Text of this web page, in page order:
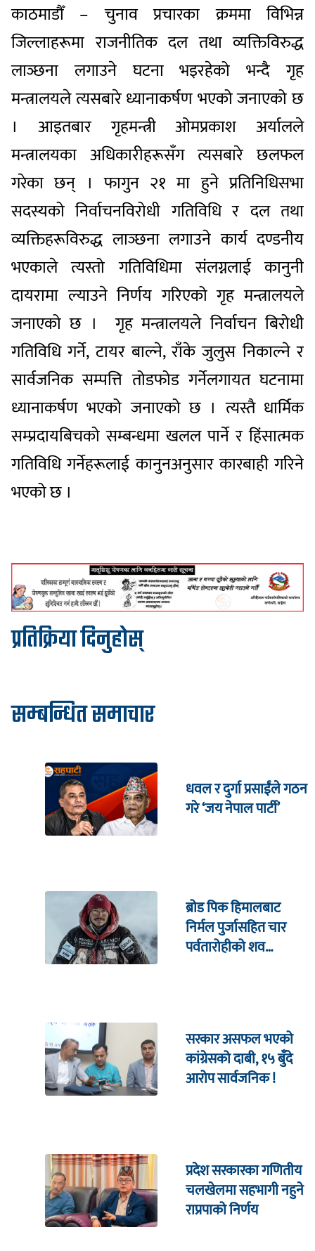
काठमाडौँ – चुनाव प्रचारका क्रममा विभिन्न
जिल्लाहरूमा राजनीतिक दल तथा व्यक्तिविरुद्ध
लाञ्छना लगाउने घटना भइरहेको भन्दै गृह
मन्त्रालयले त्यसबारे ध्यानाकर्षण भएको जनाएको छ
। आइतबार गृहमन्त्री ओमप्रकाश अर्यालले
मन्त्रालयका अधिकारीहरूसँग त्यसबारे छलफल
गरेका छन् । फागुन २१ मा हुने प्रतिनिधिसभा
सदस्यको निर्वाचनविरोधी गतिविधि र दल तथा
व्यक्तिहरूविरुद्ध लाञ्छना लगाउने कार्य दण्डनीय
भएकाले त्यस्तो गतिविधिमा संलग्नलाई कानुनी
दायरामा ल्याउने निर्णय गरिएको गृह मन्त्रालयले
जनाएको छ । गृह मन्त्रालयले निर्वाचन बिरोधी
गतिविधि गर्ने, टायर बाल्ने, राँके जुलुस निकाल्ने र
सार्वजनिक सम्पत्ति तोडफोड गर्नेलगायत घटनामा
ध्यानाकर्षण भएको जनाएको छ । त्यस्तै धार्मिक
सम्प्रदायबिचको सम्बन्धमा खलल पार्ने र हिंसात्मक
गतिविधि गर्नेहरूलाई कानुनअनुसार कारबाही गरिने
भएको छ ।
प्रतिक्रिया दिनुहोस्
सम्बन्धित समाचार
धवल र दुर्गा प्रसाईंले गठन
गरे ‘जय नेपाल पार्टी’
ब्रोड पिक हिमालबाट
निर्मल पुर्जासहित चार
पर्वतारोहीको शव
सरकार असफल भएको
कांग्रेसको दाबी, १५ बुँदे
आरोप सार्वजनिक !
प्रदेश सरकारका गणितीय
चलखेलमा सहभागी नहुने
राप्रपाको निर्णय